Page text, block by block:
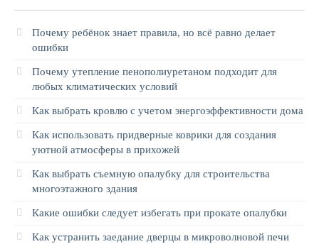
Почему ребёнок знает правила, но всё равно делает
ошибки
Почему утепление пенополиуретаном подходит для
любых климатических условий
Как выбрать кровлю с учетом энергоэффективности дома
Как использовать придверные коврики для создания
уютной атмосферы в прихожей
Как выбрать съемную опалубку для строительства
многоэтажного здания
Какие ошибки следует избегать при прокате опалубки
Как устранить заедание дверцы в микроволновой печи